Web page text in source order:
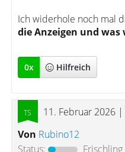
Ich widerhole noch mal
die Anzeigen und
0x Hilfreich
11. Februar 2026 |
Von Rubino12
Status:
Frischling